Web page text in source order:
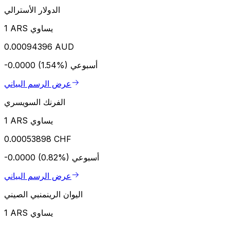
الدولار الأسترالي
1 ARS يساوي
0.00094396 AUD
-0.0000 (1.54%) أسبوعي
عرض الرسم البياني
الفرنك السويسري
1 ARS يساوي
0.00053898 CHF
-0.0000 (0.82%) أسبوعي
عرض الرسم البياني
اليوان الرينمنبي الصيني
1 ARS يساوي